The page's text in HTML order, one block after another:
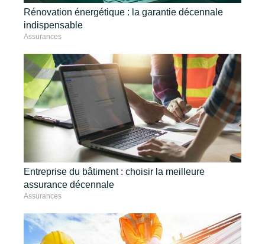
Rénovation énergétique : la garantie décennale
indispensable
Assurances
Entreprise du bâtiment : choisir la meilleure
assurance décennale
Assurances